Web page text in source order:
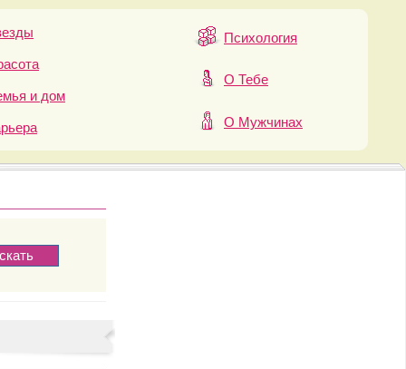
и дом
Психология
О Тебе
О Мужчинах